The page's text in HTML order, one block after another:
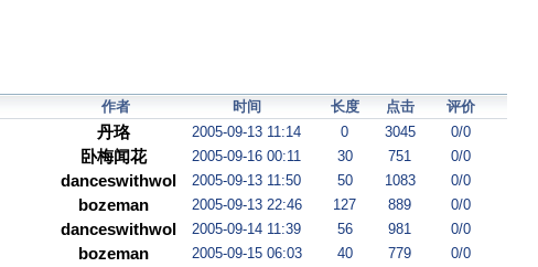
作者 时间 长度 点击 评价
丹珞 2005-09-13 11:14 0 3045 0/0
卧梅闻花 2005-09-16 00:11 30 751 0/0
danceswithwolves2005-09-13 11:50 50 1083 0/0
bozeman 2005-09-13 22:46 127 889 0/0
danceswithwolves2005-09-14 11:39 56 981 0/0
bozeman 2005-09-15 06:03 40 779 0/0